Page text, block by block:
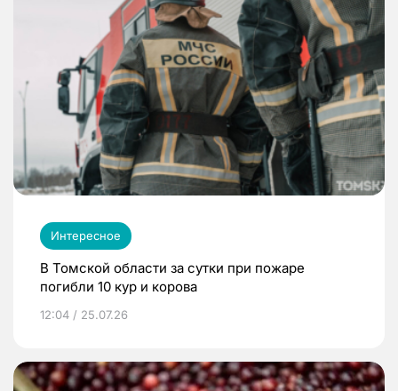
Интересное
В Томской области за сутки при пожаре
погибли 10 кур и корова
12:04 / 25.07.26